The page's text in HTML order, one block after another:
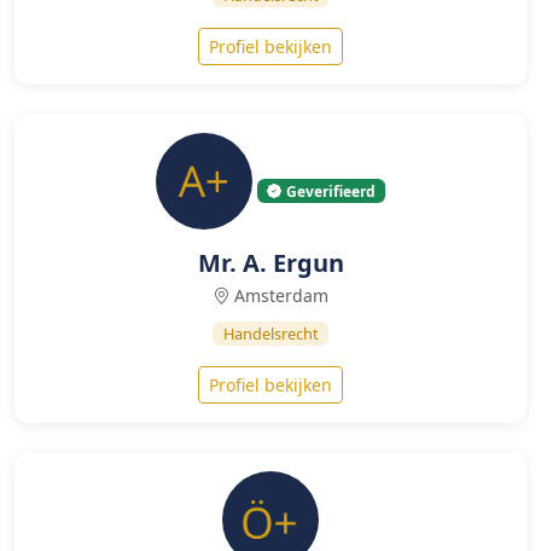
Profiel bekijken
Geverifieerd
Mr. A. Ergun
Amsterdam
Handelsrecht
Profiel bekijken